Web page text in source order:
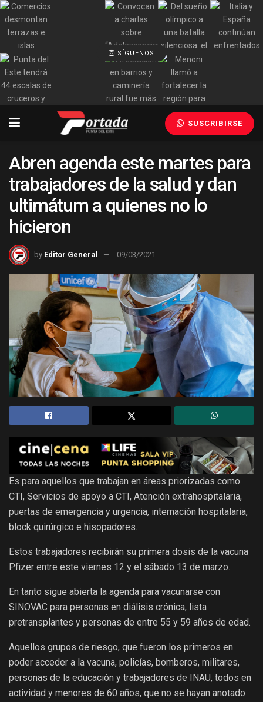
SÍGUENOS
SUSCRIBIRSE
Abren agenda este martes para
trabajadores de la salud y dan
ultimátum a quienes no lo
hicieron
by Editor General 09/03/2021
Es para aquellos que trabajan en áreas priorizadas como
CTI, Servicios de apoyo a CTI, Atención extrahospitalaria,
puertas de emergencia y urgencia, internación hospitalaria,
block quirúrgico e hisopadores.
Estos trabajadores recibirán su primera dosis de la vacuna
Pfizer entre este viernes 12 y el sábado 13 de marzo.
En tanto sigue abierta la agenda para vacunarse con
SINOVAC para personas en diálisis crónica, lista
pretransplantes y personas de entre 55 y 59 años de edad.
Aquellos grupos de riesgo, que fueron los primeros en
poder acceder a la vacuna, policías, bomberos, militares,
personas de la educación y trabajadores de INAU, todos en
actividad y menores de 60 años, que no se hayan anotado